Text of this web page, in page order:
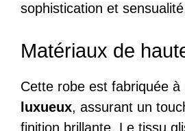
sophistication et
Matériaux de
Cette robe est fabriquée à
luxueux, assurant un
finition brillante. Le tissu